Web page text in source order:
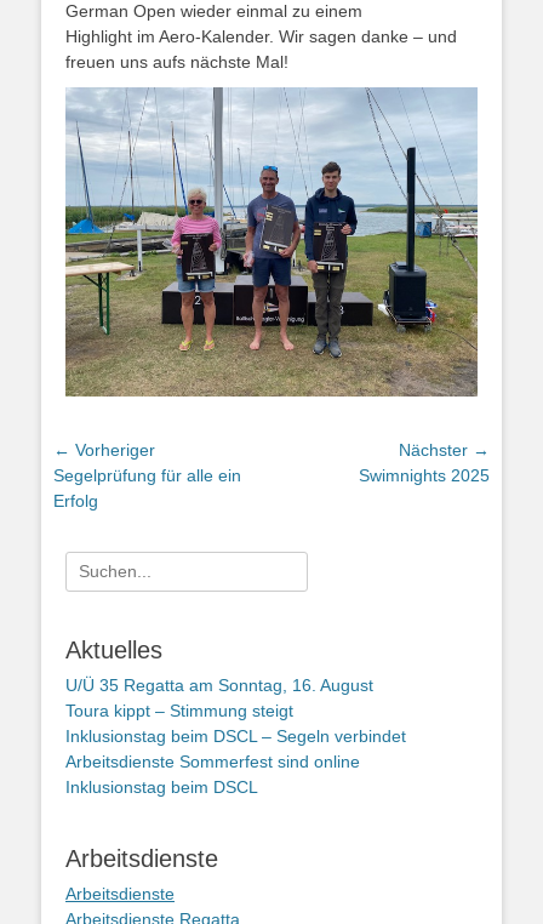
German Open wieder einmal zu einem
Highlight im Aero-Kalender. Wir sagen danke – und
freuen uns aufs nächste Mal!
Beitragsnavigation
← Vorheriger
Vorheriger
Beitrag:
Segelprüfung für alle ein
Erfolg
Nächster →
Swimnights 2025
Suchen
nach:
Aktuelles
U/Ü 35 Regatta am Sonntag, 16. August
Toura kippt – Stimmung steigt
Inklusionstag beim DSCL – Segeln verbindet
Arbeitsdienste Sommerfest sind online
Inklusionstag beim DSCL
Arbeitsdienste
Arbeitsdienste
Arbeitsdienste Regatta